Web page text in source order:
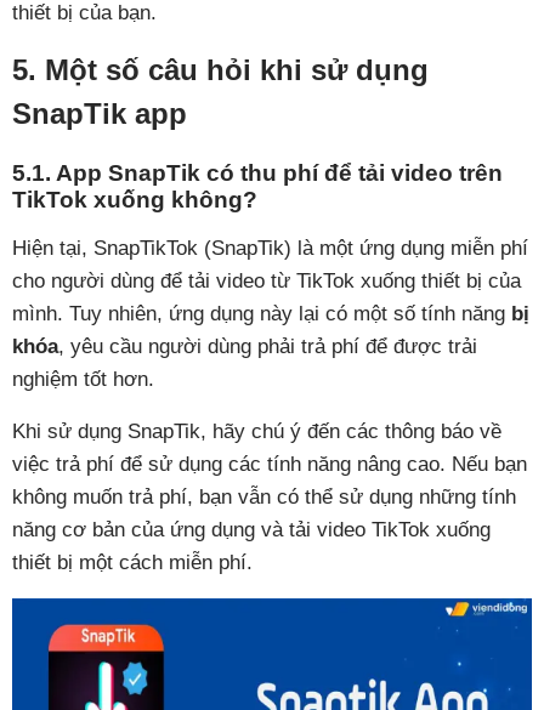
thiết bị của bạn.
5. Một số câu hỏi khi sử dụng
SnapTik app
5.1. App SnapTik có thu phí để tải video trên
TikTok xuống không?
Hiện tại, SnapTikTok (SnapTik) là một ứng dụng miễn phí
cho người dùng để tải video từ TikTok xuống thiết bị của
mình. Tuy nhiên, ứng dụng này lại có một số tính năng bị
khóa, yêu cầu người dùng phải trả phí để được trải
nghiệm tốt hơn.
Khi sử dụng SnapTik, hãy chú ý đến các thông báo về
việc trả phí để sử dụng các tính năng nâng cao. Nếu bạn
không muốn trả phí, bạn vẫn có thể sử dụng những tính
năng cơ bản của ứng dụng và tải video TikTok xuống
thiết bị một cách miễn phí.